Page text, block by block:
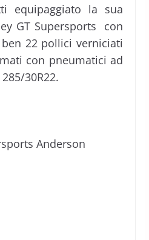
equipaggiato la sua
GT Supersports con
22 pollici verniciati
con pneumatici ad
30R22.